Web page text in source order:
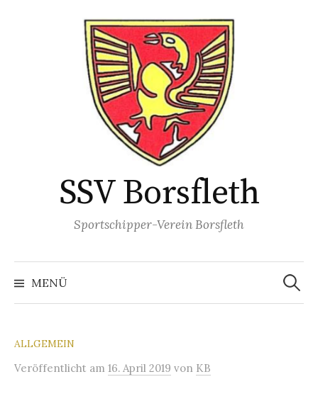
SSV Borsfleth
Sportschipper-Verein Borsfleth
MENÜ
Suchen
nach:
ALLGEMEIN
Veröffentlicht am 16. April 2019 von KB